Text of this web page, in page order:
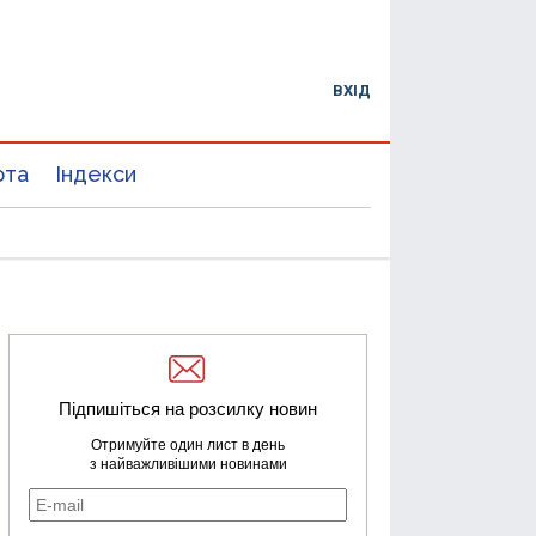
ВХІД
Індекси
Підпишіться на розсилку новин
Отримуйте один лист в день
з найважливішими новинами